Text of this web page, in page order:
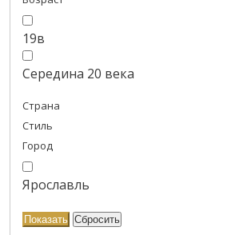
19в
Середина 20 века
Страна
Стиль
Город
Ярославль